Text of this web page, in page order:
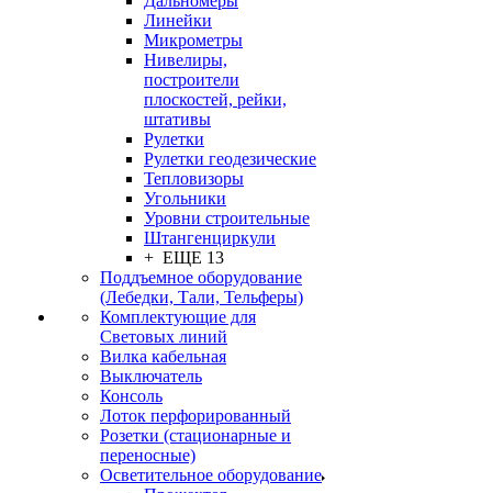
Линейки
Микрометры
Нивелиры,
построители
плоскостей, рейки,
штативы
Рулетки
Рулетки геодезические
Тепловизоры
Угольники
Уровни строительные
Штангенциркули
+ ЕЩЕ 13
Поддъемное оборудование
(Лебедки, Тали, Тельферы)
Комплектующие для
Световых линий
Вилка кабельная
Выключатель
Консоль
Лоток перфорированный
Розетки (стационарные и
переносные)
Осветительное оборудование